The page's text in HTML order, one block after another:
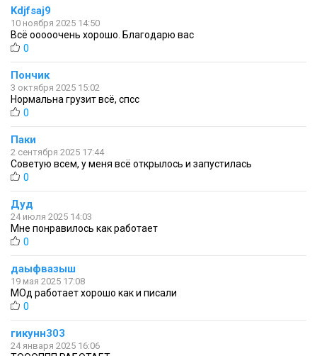
Kdjfsaj9
10 ноября 2025 14:50
Всё ооооочень хорошо. Благодарю вас
0
Пончик
3 октября 2025 15:02
Нормальна грузит всё, спсс
0
Паки
2 сентября 2025 17:44
Советую всем, у меня всё открылось и запустилась
0
Дуд
24 июля 2025 14:03
Мне понравилось как работает
0
даыфвазыш
19 мая 2025 17:08
МОд работает хорошо как и писали
0
гикунн303
24 января 2025 16:06